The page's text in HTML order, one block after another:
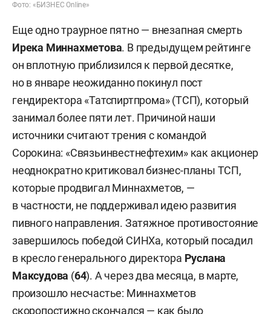
Фото: «БИЗНЕС Online»
Еще одно траурное пятно — внезапная смерть
Ирека Миннахметова. В предыдущем рейтинге
он вплотную приблизился к первой десятке,
но в январе неожиданно покинул пост
гендиректора «Татспиртпрома» (ТСП), который
занимал более пяти лет. Причиной наши
источники считают трения с командой
Сорокина: «Связьинвестнефтехим» как акционер
неоднократно критиковал бизнес-планы ТСП,
которые продвигал Миннахметов, —
в частности, не поддерживал идею развития
пивного направления. Затяжное противостояние
завершилось победой СИНХа, который посадил
в кресло генерального директора Руслана
Максудова (64). А через два месяца, в марте,
произошло несчастье: Миннахметов
скоропостижно скончался — как было